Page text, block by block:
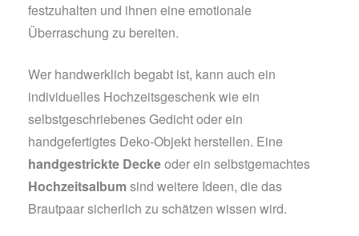
festzuhalten und ihnen eine emotionale
Überraschung zu bereiten.
Wer handwerklich begabt ist, kann auch ein
individuelles Hochzeitsgeschenk wie ein
selbstgeschriebenes Gedicht oder ein
handgefertigtes Deko-Objekt herstellen. Eine
handgestrickte Deckeoder ein selbstgemachtes
Hochzeitsalbum sind weitere Ideen, die das
Brautpaar sicherlich zu schätzen wissen wird.